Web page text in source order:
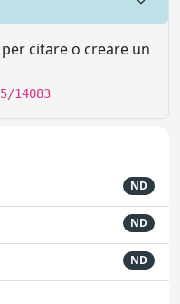
citare o creare un
14083
ND
ND
ND